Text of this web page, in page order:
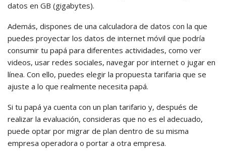
datos en GB (gigabytes).
Además, dispones de una calculadora de datos con la que
puedes proyectar los datos de internet móvil que podría
consumir tu papá para diferentes actividades, como ver
videos, usar redes sociales, navegar por internet o jugar en
línea. Con ello, puedes elegir la propuesta tarifaria que se
ajuste a lo que realmente necesita papá.
Si tu papá ya cuenta con un plan tarifario y, después de
realizar la evaluación, consideras que no es el adecuado,
puede optar por migrar de plan dentro de su misma
empresa operadora o portar a otra empresa.